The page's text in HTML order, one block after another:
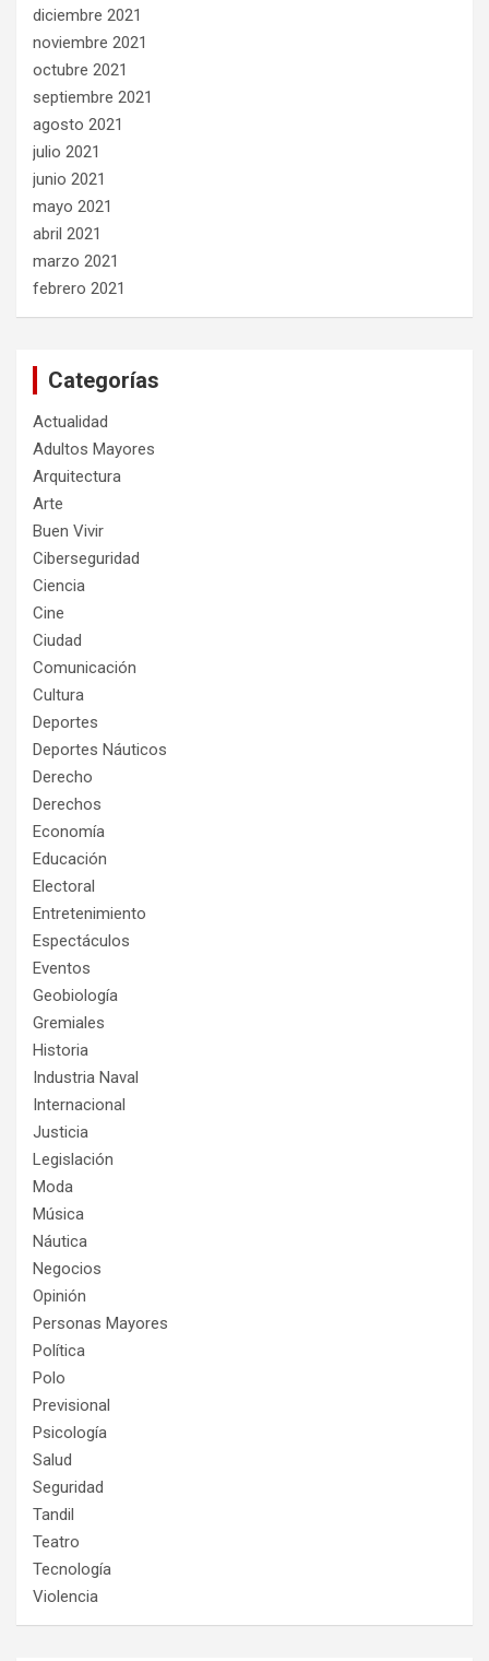
diciembre 2021
noviembre 2021
octubre 2021
septiembre 2021
agosto 2021
julio 2021
junio 2021
mayo 2021
abril 2021
marzo 2021
febrero 2021
Categorías
Actualidad
Adultos Mayores
Arquitectura
Arte
Buen Vivir
Ciberseguridad
Ciencia
Cine
Ciudad
Comunicación
Cultura
Deportes
Deportes Náuticos
Derecho
Derechos
Economía
Educación
Electoral
Entretenimiento
Espectáculos
Eventos
Geobiología
Gremiales
Historia
Industria Naval
Internacional
Justicia
Legislación
Moda
Música
Náutica
Negocios
Opinión
Personas Mayores
Política
Polo
Previsional
Psicología
Salud
Seguridad
Tandil
Teatro
Tecnología
Violencia